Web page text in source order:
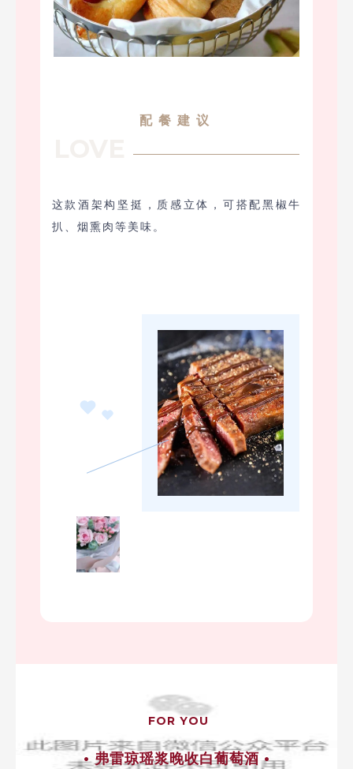
配餐建议
这款酒架构坚挺，质感立体，可搭配黑椒牛
扒、烟熏肉等美味。
FOR YOU
• 弗雷琼瑶浆晚收白葡萄酒 •